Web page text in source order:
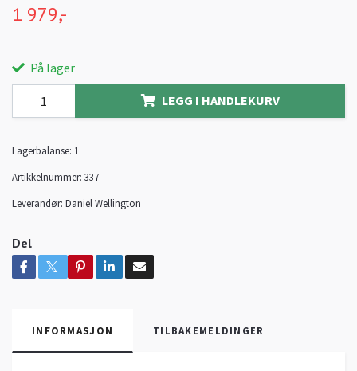
1 979,-
På lager
LEGG I HANDLEKURV
Lagerbalanse: 1
Artikkelnummer: 337
Leverandør: Daniel Wellington
Del
INFORMASJON TILBAKEMELDINGER